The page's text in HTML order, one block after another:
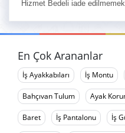
Hizmet Bedeli iade
En Çok Arananlar
İş Ayakkabıları İş Montu
Bahçıvan Tulum Ayak
Baret İş Pantalonu İş